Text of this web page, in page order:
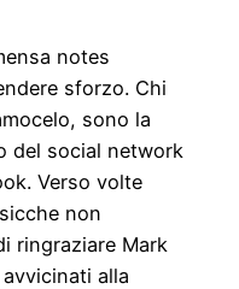
notes
sforzo. Chi
sono la
del social network
Verso volte
non
ringraziare Mark
alla